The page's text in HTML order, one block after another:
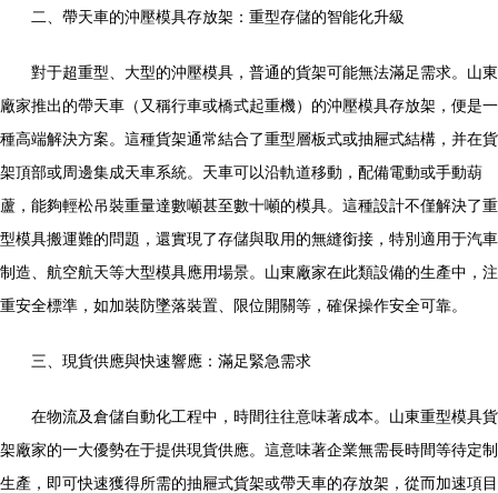
二、帶天車的沖壓模具存放架：重型存儲的智能化升級
對于超重型、大型的沖壓模具，普通的貨架可能無法滿足需求。山東
廠家推出的帶天車（又稱行車或橋式起重機）的沖壓模具存放架，便是一
種高端解決方案。這種貨架通常結合了重型層板式或抽屜式結構，并在貨
架頂部或周邊集成天車系統。天車可以沿軌道移動，配備電動或手動葫
蘆，能夠輕松吊裝重量達數噸甚至數十噸的模具。這種設計不僅解決了重
型模具搬運難的問題，還實現了存儲與取用的無縫銜接，特別適用于汽車
制造、航空航天等大型模具應用場景。山東廠家在此類設備的生產中，注
重安全標準，如加裝防墜落裝置、限位開關等，確保操作安全可靠。
三、現貨供應與快速響應：滿足緊急需求
在物流及倉儲自動化工程中，時間往往意味著成本。山東重型模具貨
架廠家的一大優勢在于提供現貨供應。這意味著企業無需長時間等待定制
生產，即可快速獲得所需的抽屜式貨架或帶天車的存放架，從而加速項目